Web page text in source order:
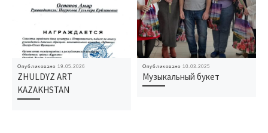
Опубликовано19.05.2026
ZHULDYZ ART
KAZAKHSTAN
Опубликовано10.03.2025
Музыкальный букет